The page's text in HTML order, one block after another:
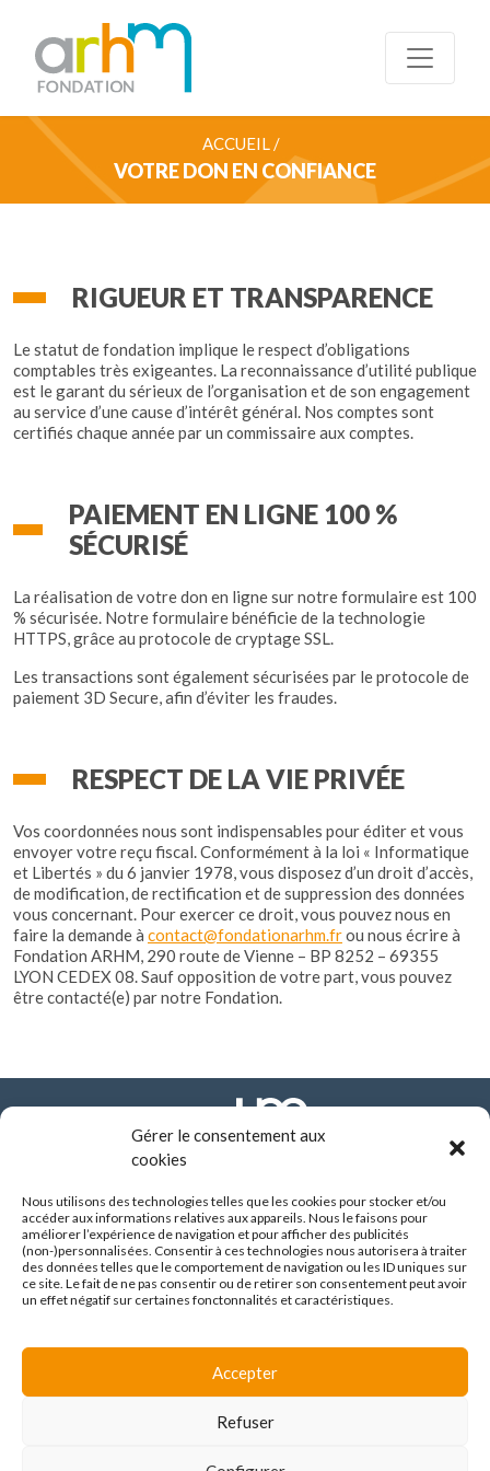
Gérer le consentement aux
cookies
Nous utilisons des technologies telles que les cookies pour stocker et/ou
accéder aux informations relatives aux appareils. Nous le faisons pour
améliorer l’expérience de navigation et pour afficher des publicités
(non-)personnalisées. Consentir à ces technologies nous autorisera à traiter
des données telles que le comportement de navigation ou les ID uniques sur
ce site. Le fait de ne pas consentir ou de retirer son consentement peut avoir
un effet négatif sur certaines fonctonnalités et caractéristiques.
Accepter
Refuser
ACCUEIL /
VOTRE DON EN CONFIANCE
RIGUEUR ET TRANSPARENCE
Le statut de fondation implique le respect d’obligations
comptables très exigeantes. La reconnaissance d’utilité publique
est le garant du sérieux de l’organisation et de son engagement
au service d’une cause d’intérêt général. Nos comptes sont
certifiés chaque année par un commissaire aux comptes.
PAIEMENT EN LIGNE 100 %
SÉCURISÉ
La réalisation de votre don en ligne sur notre formulaire est 100
% sécurisée. Notre formulaire bénéficie de la technologie
HTTPS, grâce au protocole de cryptage SSL.
Les transactions sont également sécurisées par le protocole de
paiement 3D Secure, afin d’éviter les fraudes.
RESPECT DE LA VIE PRIVÉE
Vos coordonnées nous sont indispensables pour éditer et vous
envoyer votre reçu fiscal. Conformément à la loi « Informatique
et Libertés » du 6 janvier 1978, vous disposez d’un droit d’accès,
de modification, de rectification et de suppression des données
vous concernant. Pour exercer ce droit, vous pouvez nous en
faire la demande à contact@fondationarhm.frou nous écrire à
Fondation ARHM, 290 route de Vienne – BP 8252 – 69355
LYON CEDEX 08. Sauf opposition de votre part, vous pouvez
être contacté(e) par notre Fondation.
FONDATION ARHM
290 route de Vienne - BP 8252
69355 LYON CEDEX
04 37 90 10 10
Espace familles
Avis de marché